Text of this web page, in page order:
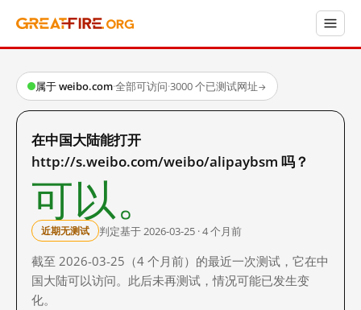
属于 weibo.com·全部可访问·3000 个已测试网址→
在中国大陆能打开
http://s.weibo.com/weibo/alipaybsm 吗？
可以。
近期无测试 判定基于 2026-03-25 · 4 个月前
截至 2026-03-25（4 个月前）的最近一次测试，它在中
国大陆可以访问。此后未再测试，情况可能已发生变
化。